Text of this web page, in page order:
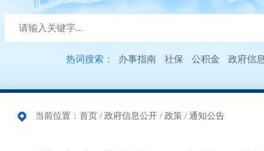
热词搜索： 办事指南 社保 公积金 政府信
当前位置： 首页 / 政府信息公开 / 政策 / 通知公告